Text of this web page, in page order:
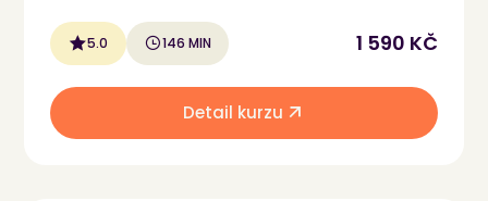
5.0 146 MIN 1 590 KČ
Detail kurzu